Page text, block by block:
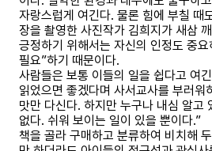
자랑스럽게 여긴다. 물론 힘에 부칠 때
장을 촬영한 사진작가 김희지가 새삼
긍정하기 위해서는 자신의 인정도 중
필요”하기 때문이다.
사람들은 보통 이들의 일을 쉽다고 여
읽었으면 좋겠다며 사서교사를 부러워
맛만 다신다. 하지만 누구나 내심 알고
없다. 쉬워 보이는 일이 있을 뿐이다.”
책을 골라 구매하고 분류하여 비치해